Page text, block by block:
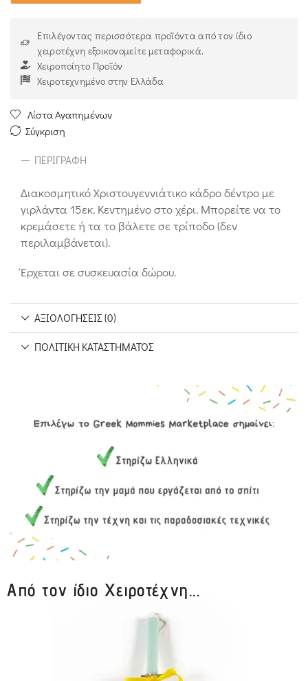
Επιλέγοντας περισσότερα προϊόντα από τον ίδιο
χειροτέχνη εξοικονομείτε μεταφορικά.
Χειροποίητο Προϊόν
Χειροτεχνημένο στην Ελλάδα
Λίστα Αγαπημένων
Σύγκριση
ΠΕΡΙΓΡΑΦΉ
Διακοσμητικό Χριστουγεννιάτικο κάδρο δέντρο με
γιρλάντα 15εκ. Κεντημένο στο χέρι. Μπορείτε να το
κρεμάσετε ή τα το βάλετε σε τρίποδο (δεν
περιλαμβάνεται).
Έρχεται σε συσκευασία δώρου.
ΑΞΙΟΛΟΓΉΣΕΙΣ (0)
ΠΟΛΙΤΙΚΉ ΚΑΤΑΣΤΉΜΑΤΟΣ
Από τον ίδιο Χειροτέχνη...